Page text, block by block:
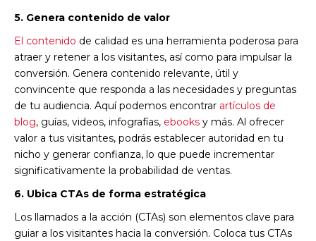
5. Genera contenido de valor
El contenido de calidad es una herramienta poderosa para
atraer y retener a los visitantes, así como para impulsar la
conversión. Genera contenido relevante, útil y
convincente que responda a las necesidades y preguntas
de tu audiencia. Aquí podemos encontrar artículos de
blog, guías, videos, infografías, ebooks y más. Al ofrecer
valor a tus visitantes, podrás establecer autoridad en tu
nicho y generar confianza, lo que puede incrementar
significativamente la probabilidad de ventas.
6. Ubica CTAs de forma estratégica
Los llamados a la acción (CTAs) son elementos clave para
guiar a los visitantes hacia la conversión. Coloca tus CTAs